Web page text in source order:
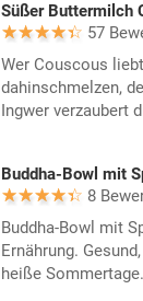
Süßer Buttermilch
57
Wer Couscous
dahinschmelzen,
Ingwer verzaubert
Buddha-Bowl mit
8
Buddha-Bowl mit
Ernährung.
heiße Sommertage.